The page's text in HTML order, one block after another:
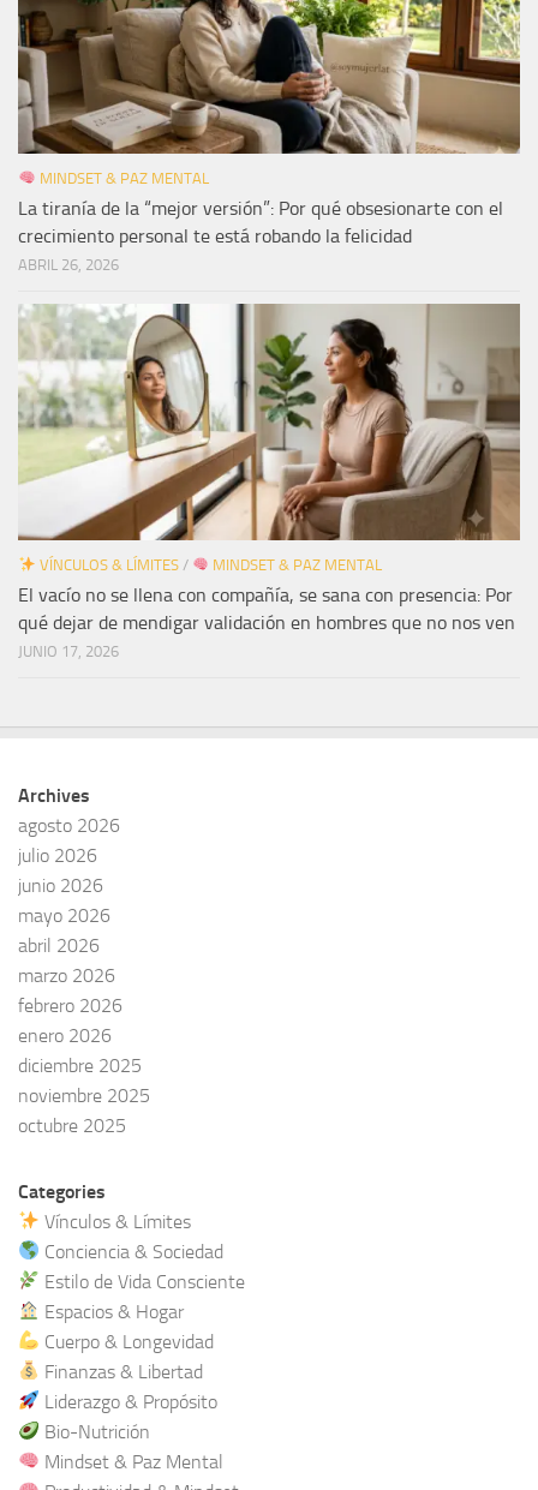
MINDSET & PAZ MENTAL
La tiranía de la “mejor versión”: Por qué obsesionarte con el
crecimiento personal te está robando la felicidad
ABRIL 26, 2026
VÍNCULOS & LÍMITES/ MINDSET & PAZ MENTAL
El vacío no se llena con compañía, se sana con presencia: Por
qué dejar de mendigar validación en hombres que no nos ven
JUNIO 17, 2026
Archives
agosto 2026
julio 2026
junio 2026
mayo 2026
abril 2026
marzo 2026
febrero 2026
enero 2026
diciembre 2025
noviembre 2025
octubre 2025
Categories
Vínculos & Límites
Conciencia & Sociedad
Estilo de Vida Consciente
Espacios & Hogar
Cuerpo & Longevidad
Finanzas & Libertad
Liderazgo & Propósito
Bio-Nutrición
Mindset & Paz Mental